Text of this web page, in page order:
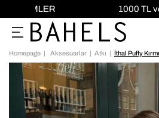
1000 TL ve ÜZERİ
Homepage Aksesuarlar Atkı İthal Puffy